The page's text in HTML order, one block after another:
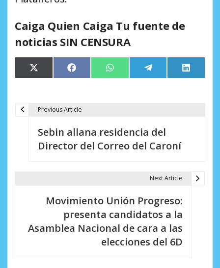
Caiga Quien Caiga Tu fuente de
noticias SIN CENSURA
Compartir
en
X
(Twitter)
Compartir
en
Facebook Compartir
en
WhatsApp Compartir
en
Telegram
en
LinkedIn
Previous Article
Sebin allana residencia del
Director del Correo del Caroní
Next Article
Movimiento Unión Progreso:
presenta candidatos a la
Asamblea Nacional de cara a las
elecciones del 6D